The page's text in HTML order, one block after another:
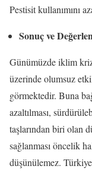
Pestisit kullanımını
Sonuç ve
Günümüzde iklim
üzerinde olumsuz
görmektedir. Buna
azaltılması,
taşlarından biri olan
sağlanması öncelik
düşünülemez.